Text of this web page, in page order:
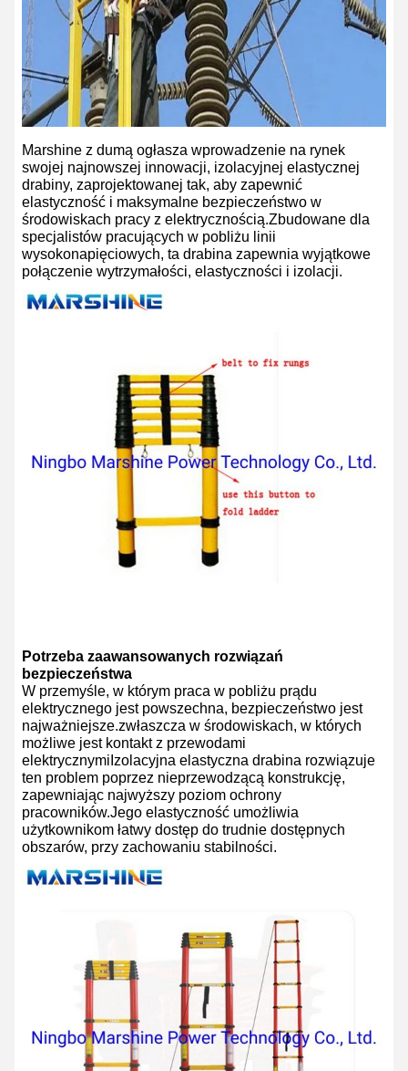
Marshine z dumą ogłasza wprowadzenie na rynek
swojej najnowszej innowacji, izolacyjnej elastycznej
drabiny, zaprojektowanej tak, aby zapewnić
elastyczność i maksymalne bezpieczeństwo w
środowiskach pracy z elektrycznością.Zbudowane dla
specjalistów pracujących w pobliżu linii
wysokonapięciowych, ta drabina zapewnia wyjątkowe
połączenie wytrzymałości, elastyczności i izolacji.
Potrzeba zaawansowanych rozwiązań
bezpieczeństwa
W przemyśle, w którym praca w pobliżu prądu
elektrycznego jest powszechna, bezpieczeństwo jest
najważniejsze.zwłaszcza w środowiskach, w których
możliwe jest kontakt z przewodami
elektrycznymiIzolacyjna elastyczna drabina rozwiązuje
ten problem poprzez nieprzewodzącą konstrukcję,
zapewniając najwyższy poziom ochrony
pracowników.Jego elastyczność umożliwia
użytkownikom łatwy dostęp do trudnie dostępnych
obszarów, przy zachowaniu stabilności.